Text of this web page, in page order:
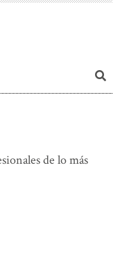
de lo más